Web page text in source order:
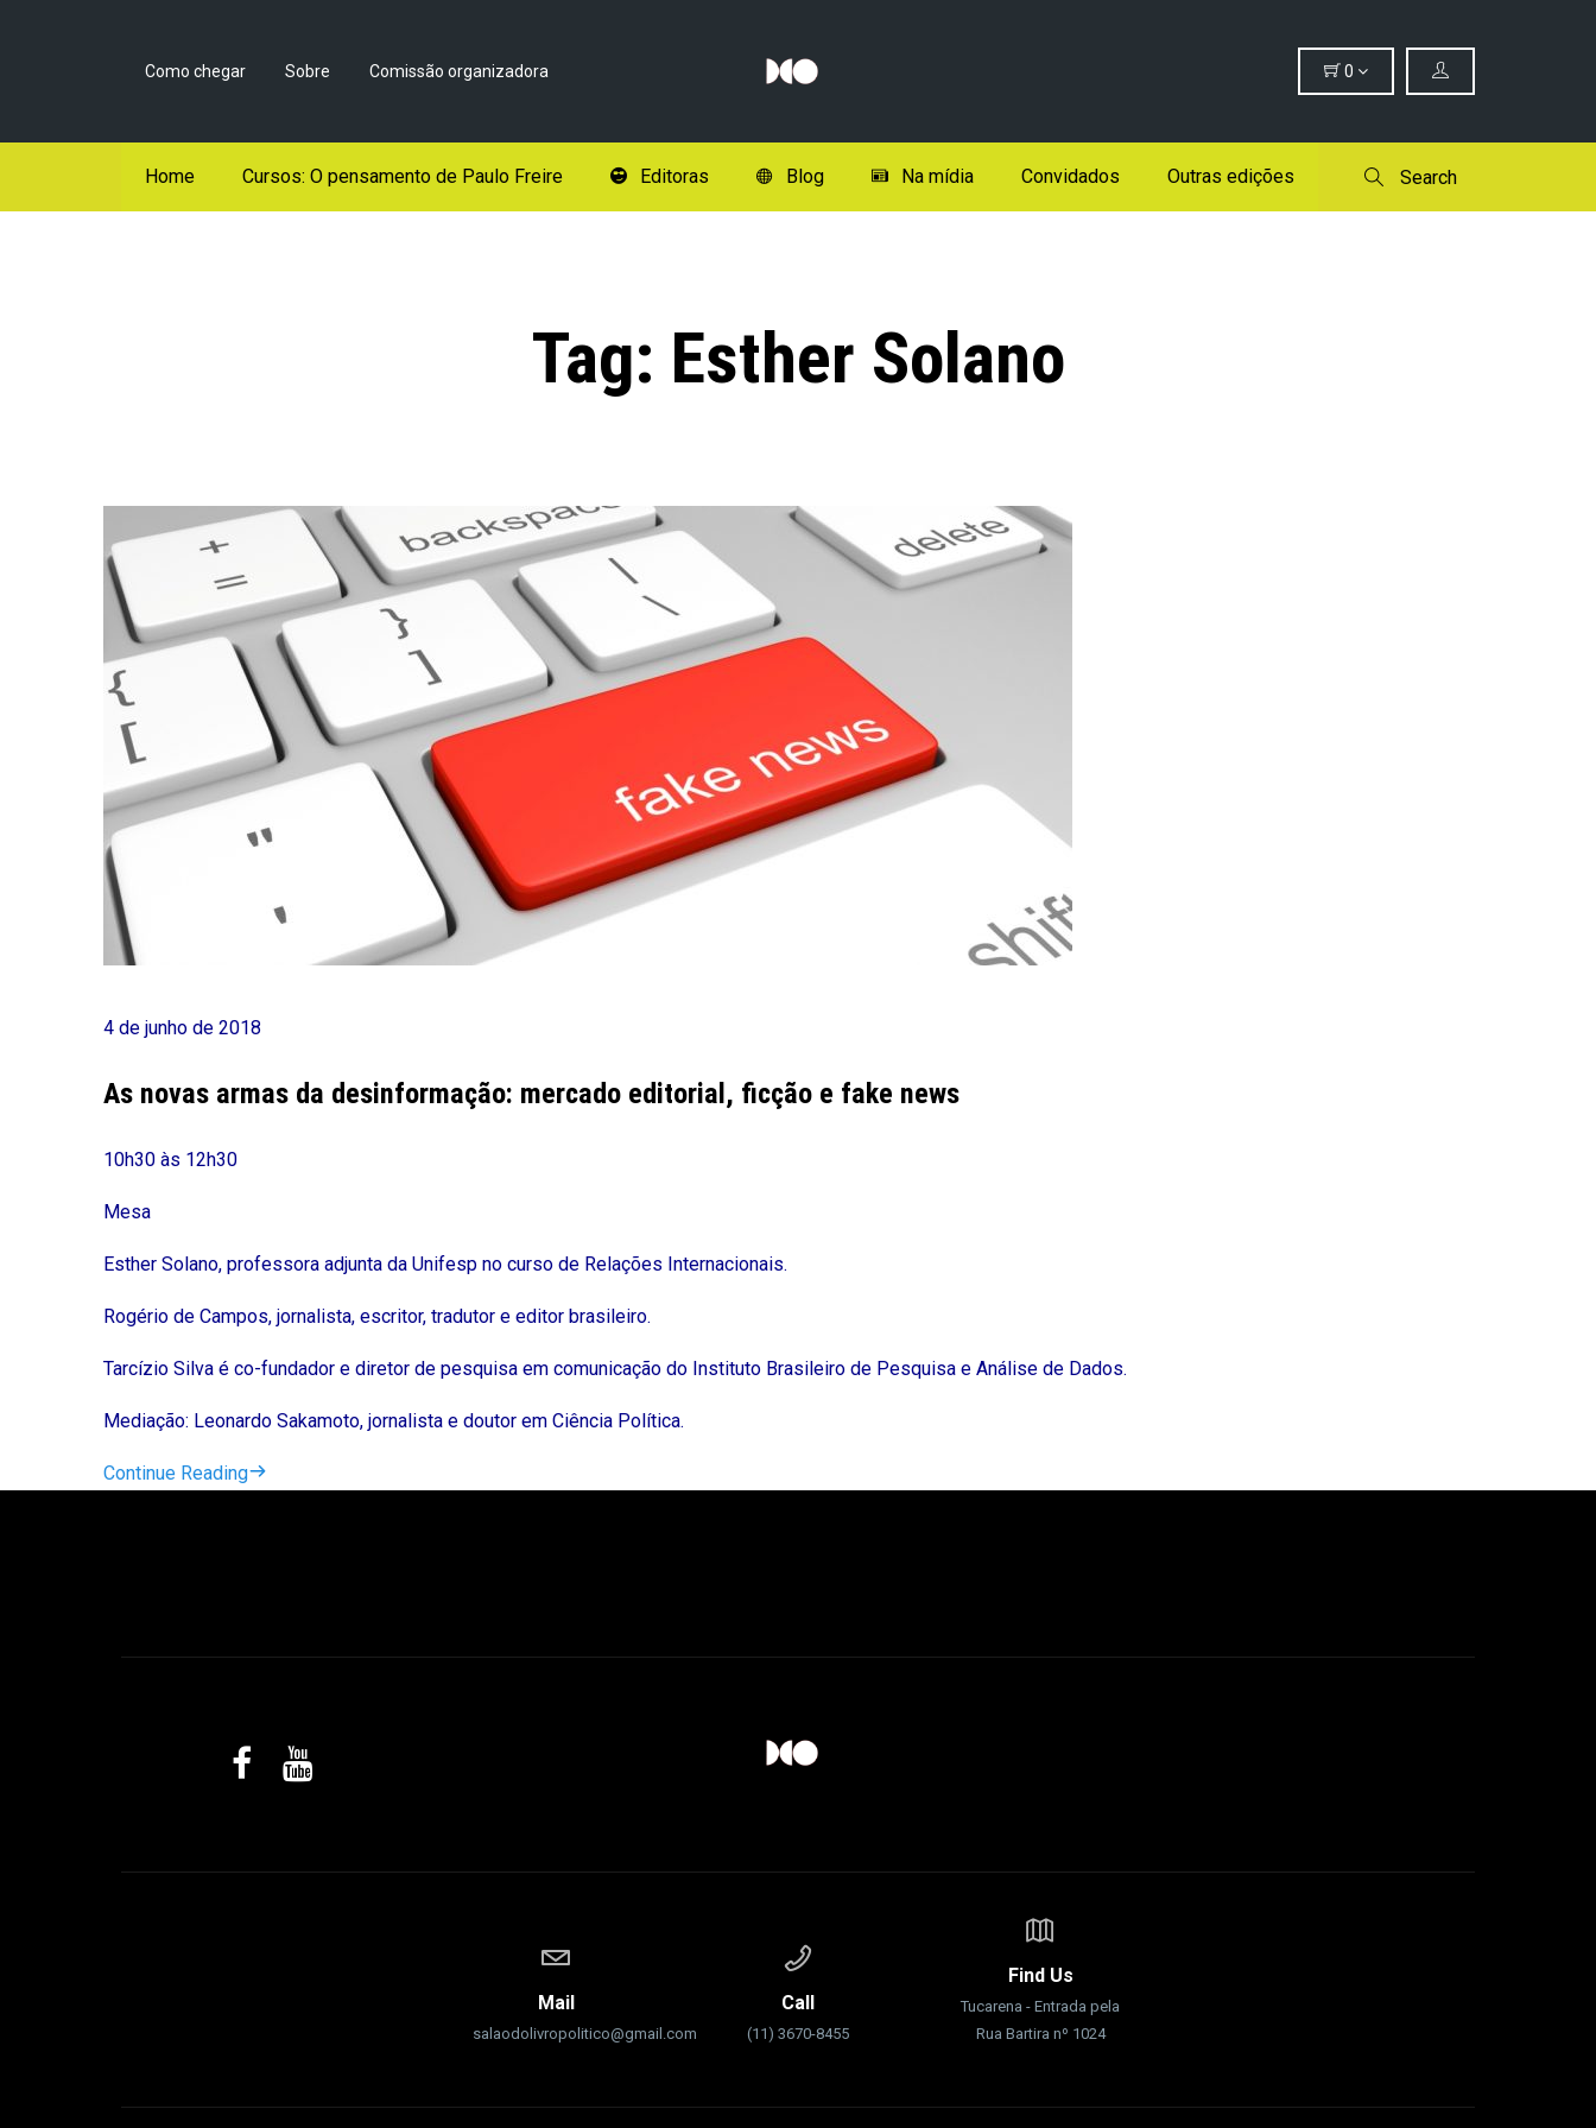
Como chegar Sobre Comissão organizadora 0
Home Cursos: O pensamento de Paulo Freire Editoras Blog Na mídia Convidados Outras edições Search
Tag: Esther Solano
4 de junho de 2018
As novas armas da desinformação: mercado editorial, ficção e fake news
10h30 às 12h30
Mesa
Esther Solano, professora adjunta da Unifesp no curso de Relações Internacionais.
Rogério de Campos, jornalista, escritor, tradutor e editor brasileiro.
Tarcízio Silva é co-fundador e diretor de pesquisa em comunicação do Instituto Brasileiro de Pesquisa e Análise de Dados.
Mediação: Leonardo Sakamoto, jornalista e doutor em Ciência Política.
Continue Reading
Mail
salaodolivropolitico@gmail.com
Call
(11) 3670-8455
Find Us
Tucarena - Entrada pela
Rua Bartira nº 1024